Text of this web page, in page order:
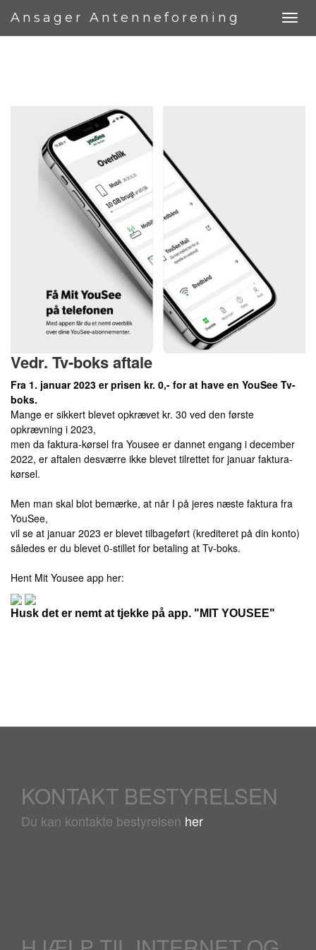
Ansager Antenneforening
Vedr. Tv-boks aftale
Fra 1. januar 2023 er prisen kr. 0,- for at have en YouSee Tv-
boks.
Mange er sikkert blevet opkrævet kr. 30 ved den første
opkrævning i 2023,
men da faktura-kørsel fra Yousee er dannet engang i december
2022, er aftalen desværre ikke blevet tilrettet for januar faktura-
kørsel.
Men man skal blot bemærke, at når I på jeres næste faktura fra
YouSee,
vil se at januar 2023 er blevet tilbageført (krediteret på din konto)
således er du blevet 0-stillet for betaling at Tv-boks.
Hent Mit Yousee app her:
Husk det er nemt at tjekke på app. "MIT YOUSEE"
KONTAKT BESTYRELSEN
Du kan kontakte bestyrelsen her